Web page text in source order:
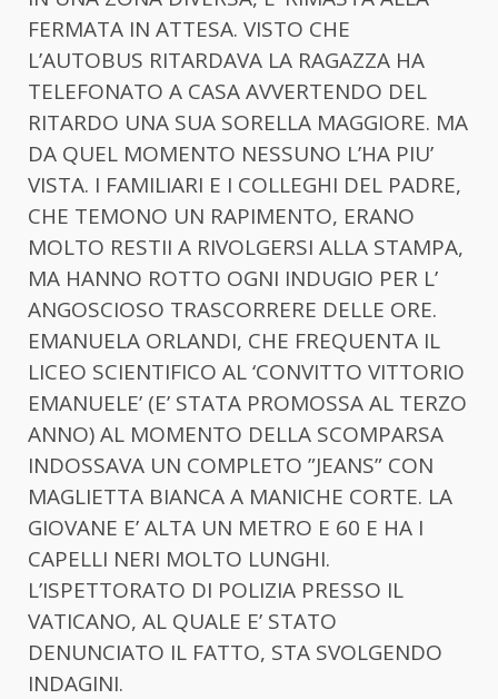
FERMATA IN ATTESA. VISTO CHE
L’AUTOBUS RITARDAVA LA RAGAZZA HA
TELEFONATO A CASA AVVERTENDO DEL
RITARDO UNA SUA SORELLA MAGGIORE. MA
DA QUEL MOMENTO NESSUNO L’HA PIU’
VISTA. I FAMILIARI E I COLLEGHI DEL PADRE,
CHE TEMONO UN RAPIMENTO, ERANO
MOLTO RESTII A RIVOLGERSI ALLA STAMPA,
MA HANNO ROTTO OGNI INDUGIO PER L’
ANGOSCIOSO TRASCORRERE DELLE ORE.
EMANUELA ORLANDI, CHE FREQUENTA IL
LICEO SCIENTIFICO AL ‘CONVITTO VITTORIO
EMANUELE’ (E’ STATA PROMOSSA AL TERZO
ANNO) AL MOMENTO DELLA SCOMPARSA
INDOSSAVA UN COMPLETO ”JEANS” CON
MAGLIETTA BIANCA A MANICHE CORTE. LA
GIOVANE E’ ALTA UN METRO E 60 E HA I
CAPELLI NERI MOLTO LUNGHI.
L’ISPETTORATO DI POLIZIA PRESSO IL
VATICANO, AL QUALE E’ STATO
DENUNCIATO IL FATTO, STA SVOLGENDO
INDAGINI.